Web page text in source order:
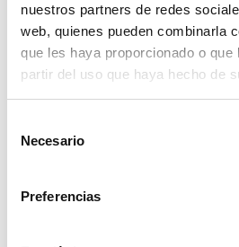
nuestros partners de redes
web, quienes pueden combinarla
que les haya proporcionado o que
partir del uso que haya hecho de
Necesario
Preferencias